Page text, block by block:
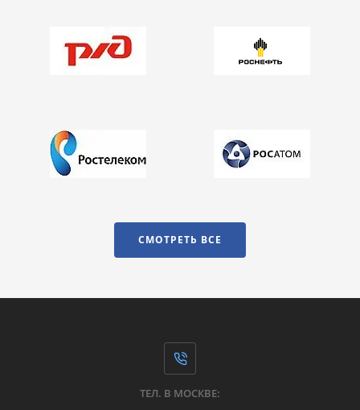
СМОТРЕТЬ ВСЕ
ТЕЛ. В МОСКВЕ: